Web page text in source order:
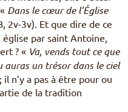
Dans le cœur de l’Église
2v-3v). Et que dire de ce
par saint Antoine,
? « Va, vends tout ce que
un trésor dans le ciel
n’y a pas à être pour ou
de la tradition